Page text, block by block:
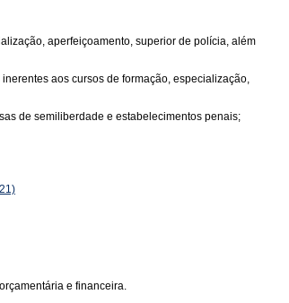
aperfeiçoamento, superior de polícia, além
aos cursos de formação, especialização,
de semiliberdade e estabelecimentos penais;
e financeira.